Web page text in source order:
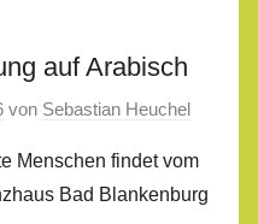
auf Arabisch
von Sebastian Heuchel
Menschen findet vom
Bad Blankenburg